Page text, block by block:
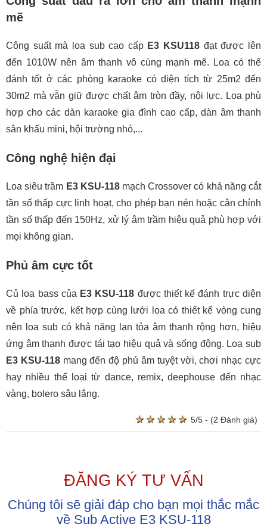
mẽ
Công suất mà loa sub cao cấp E3 KSU118 đạt được lên
đến 1010W nên âm thanh vô cùng mạnh mẽ. Loa có thể
đánh tốt ở các phòng karaoke có diện tích từ 25m2 đến
30m2 mà vẫn giữ được chất âm tròn đầy, nội lực. Loa phù
hợp cho các dàn karaoke gia đình cao cấp, dàn âm thanh
sân khấu mini, hội trường nhỏ,...
Công nghệ hiện đại
Loa siêu trầm E3 KSU-118mạch Crossover có khả năng cắt
tần số thấp cực linh hoạt, cho phép bạn nén hoặc cân chỉnh
tần số thấp đến 150Hz, xử lý âm trầm hiệu quả phù hợp với
mọi không gian.
Phủ âm cực tốt
Củ loa bass của E3 KSU-118 được thiết kế đánh trực diện
về phía trước, kết hợp cùng lưới loa có thiết kế vòng cung
nên loa sub có khả năng lan tỏa âm thanh rộng hơn, hiệu
ứng âm thanh được tái tạo hiệu quả và sống động. Loa sub
E3 KSU-118mang đến độ phủ âm tuyệt vời, chơi nhạc cực
hay nhiều thể loại từ dance, remix, deephouse đến nhạc
vàng, bolero sâu lắng.
★ ★ ★ ★ ★
★ ★ ★ ★ ★ 5/5 - (2 Đánh giá)
ĐĂNG KÝ TƯ VẤN
Chúng tôi sẽ giải đáp cho bạn mọi thắc mắc
về Sub Active E3 KSU-118